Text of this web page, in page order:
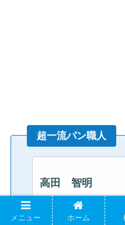
超一流パン職人
高田 智明
埼玉・狭山「サ
パン職人日本一
メニュー ホーム